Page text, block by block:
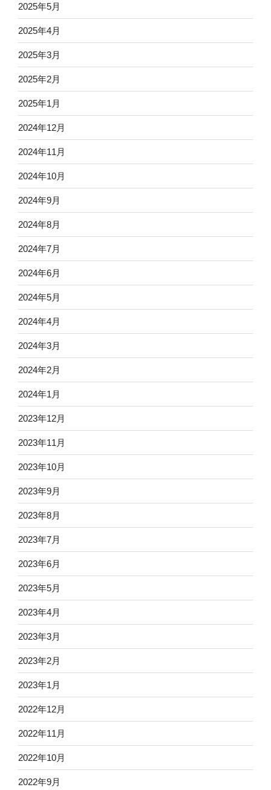
2025年5月
2025年4月
2025年3月
2025年2月
2025年1月
2024年12月
2024年11月
2024年10月
2024年9月
2024年8月
2024年7月
2024年6月
2024年5月
2024年4月
2024年3月
2024年2月
2024年1月
2023年12月
2023年11月
2023年10月
2023年9月
2023年8月
2023年7月
2023年6月
2023年5月
2023年4月
2023年3月
2023年2月
2023年1月
2022年12月
2022年11月
2022年10月
2022年9月